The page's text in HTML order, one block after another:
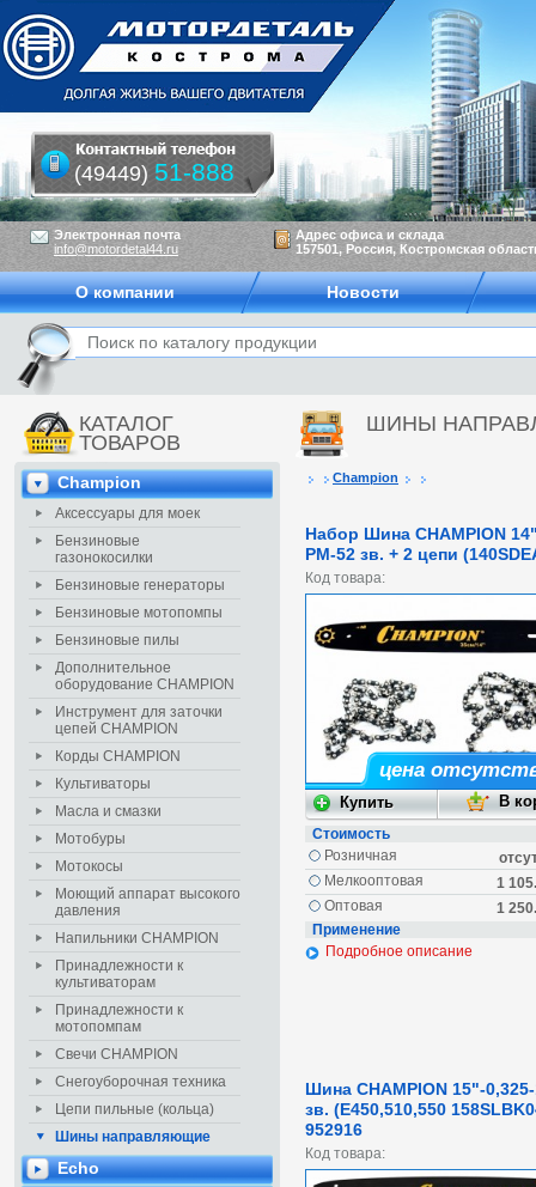
КАТАЛОГ
ТОВАРОВ
Champion
Аксессуары для моек
Бензиновые
газонокосилки
Бензиновые генераторы
Бензиновые мотопомпы
Бензиновые пилы
Дополнительное
оборудование CHAMPION
Инструмент для заточки
цепей CHAMPION
Корды CHAMPION
Культиваторы
Масла и смазки
Мотобуры
Мотокосы
Моющий аппарат высокого
давления
Напильники CHAMPION
Принадлежности к
культиваторам
Принадлежности к
мотопомпам
Свечи CHAMPION
Снегоуборочная техника
Цепи пильные (кольца)
Шины направляющие
Echo
ШИНЫ
Champion
Набор Шина CHAMPION
РМ-52 зв. + 2 цепи
Код товара:
цена
Стоимость
Розничная
1
Мелкооптовая
1
Оптовая
Применение
Подробное описание
Шина CHAMPION 15"-
зв. (E450,510,550
952916
Код товара:
Электронная почта
info@motordetal44.ru
Адрес офиса и склада
157501, Россия, Костромская
(49449) 51-888
О компании Новости